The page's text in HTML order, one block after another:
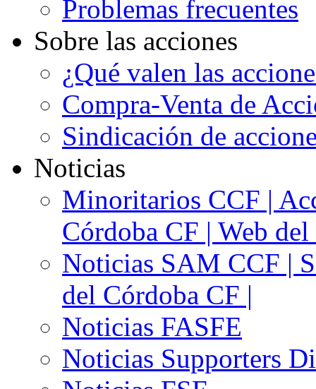
Problemas frecuentes
Sobre las acciones
¿Qué valen las
Compra-Venta de
Sindicación de
Noticias
Minoritarios CCF |
Córdoba CF | Web
Noticias SAM CCF |
del Córdoba CF |
Noticias FASFE
Noticias Supporters